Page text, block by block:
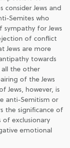
consider Jews and
Semites who
sympathy for Jews
of conflict
Jews are more
towards
all the other
of the Jews
Jews, however, is
anti-Semitism or
the significance of
exclusionary
emotional